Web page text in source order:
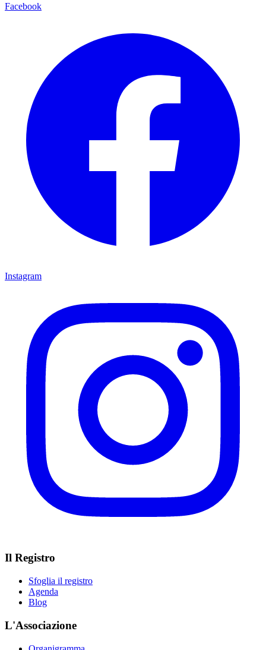
Facebook
Instagram
Il Registro
Sfoglia il registro
Agenda
Blog
L'Associazione